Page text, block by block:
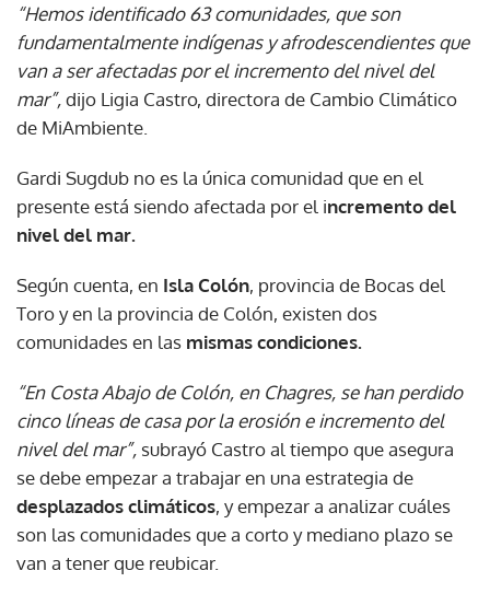
“Hemos identificado 63 comunidades, que son
fundamentalmente indígenas y afrodescendientes que
van a ser afectadas por el incremento del nivel del
mar”,dijo Ligia Castro, directora de Cambio Climático
de MiAmbiente.
Gardi Sugdub no es la única comunidad que en el
presente está siendo afectada por el incremento del
nivel del mar.
Según cuenta, en Isla Colón, provincia de Bocas del
Toro y en la provincia de Colón, existen dos
comunidades en las mismas condiciones.
“En Costa Abajo de Colón, en Chagres, se han perdido
cinco líneas de casa por la erosión e incremento del
nivel del mar”, subrayó Castro al tiempo que asegura
se debe empezar a trabajar en una estrategia de
desplazados climáticos, y empezar a analizar cuáles
son las comunidades que a corto y mediano plazo se
van a tener que reubicar.